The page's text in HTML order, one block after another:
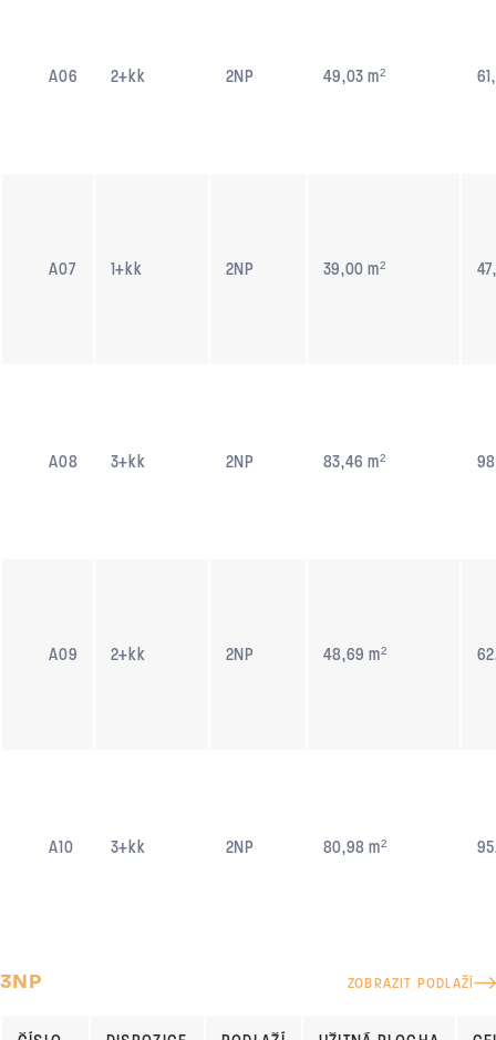
A06 2+kk 2NP 49,03 m²
A07 1+kk 2NP 39,00 m²
A08 3+kk 2NP 83,46 m²
A09 2+kk 2NP 48,69 m²
A10 3+kk 2NP 80,98 m²
3NP ZOBRAZIT PODLAŽÍ